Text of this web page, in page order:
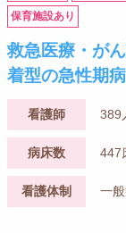
保育施設あり
救急医療・が
着型の急性期
看護師 389
病床数 447
看護体制 一